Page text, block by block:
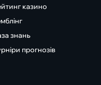
казино
знань
прогнозів